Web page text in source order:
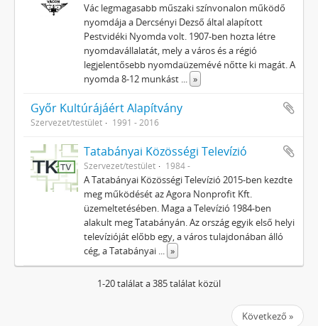
Vác legmagasabb műszaki színvonalon működő
nyomdája a Dercsényi Dezső által alapított
Pestvidéki Nyomda volt. 1907-ben hozta létre
nyomdavállalatát, mely a város és a régió
legjelentősebb nyomdaüzemévé nőtte ki magát. A
nyomda 8-12 munkást ... »
Győr Kultúrájáért Alapítvány
Szervezet/testület 1991 - 2016
Tatabányai Közösségi Televízió
Szervezet/testület 1984 -
A Tatabányai Közösségi Televízió 2015-ben kezdte
meg működését az Agora Nonprofit Kft.
üzemeltetésében. Maga a Televízió 1984-ben
alakult meg Tatabányán. Az ország egyik első helyi
televízióját előbb egy, a város tulajdonában álló
cég, a Tatabányai ... »
1-20 találat a 385 találat közül
Következő »